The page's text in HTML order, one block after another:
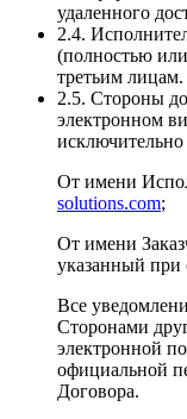
удаленного
2.4.
(полностью
третьим лицам.
2.5. Стороны
электронном
От имени
solutions.com;
От имени
указанный при
Все
Сторонами
электронной
официальной
Договора.